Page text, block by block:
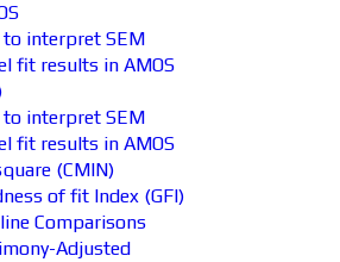
to interpret SEM
fit results in AMOS
to interpret SEM
fit results in AMOS
(CMIN)
of fit Index (GFI)
Comparisons
Adjusted